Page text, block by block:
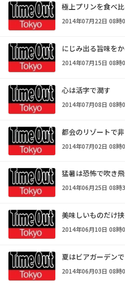
極上プリンを食べ
2014年07月22日 08時
にじみ出る旨味を
2014年07月15日 08時
心は活字で潤す
2014年07月08日 08時
都会のリゾートで
2014年07月02日 08時
猛暑は恐怖で吹き
2014年06月25日 08時
美味しいものだけ
2014年06月10日 08時
夏はビアガーデン
2014年06月03日 08時